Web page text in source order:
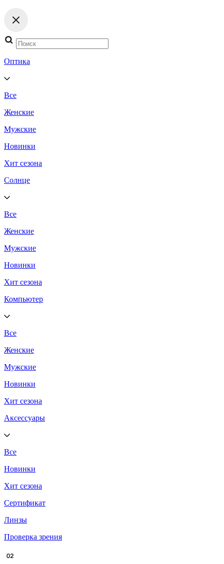
Поиск
товаров
Оптика
Все
Женские
Мужские
Новинки
Хит сезона
Солнце
Все
Женские
Мужские
Новинки
Хит сезона
Компьютер
Все
Женские
Мужские
Новинки
Хит сезона
Аксессуары
Все
Новинки
Хит сезона
Сертификат
Линзы
Проверка зрения